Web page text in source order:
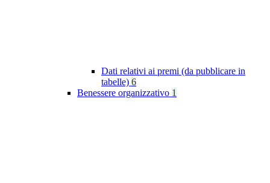
Dati relativi ai premi (da pubblicare in
tabelle) 6
Benessere organizzativo 1